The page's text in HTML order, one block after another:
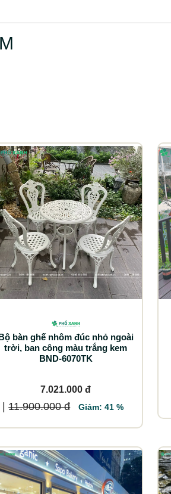
bàn ghế nhôm đúc nhỏ ngoài
trời, ban công màu trắng kem
BND-6070TK
7.021.000 đ
| 11.900.000 đ Giảm: 41 %